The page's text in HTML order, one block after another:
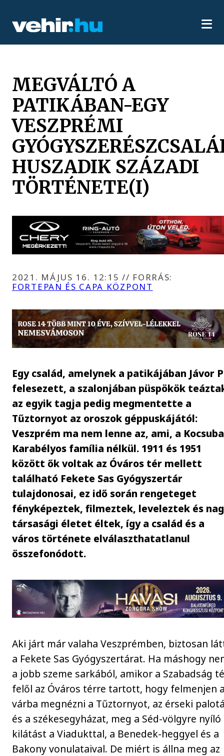
MEGVÁLTÓ A
PATIKÁBAN-EGY
VESZPRÉMI
HUSZADIK SZÁZADI
TÖRTÉNETE(I)
2021. MÁJUS 16. 12:15// FORRÁS:
FORTEPAN ÉS CAPA KÖZPONT
Egy család, amelynek a patikájában Jávor
felesezett, a szalonjában püspökök
az egyik tagja pedig megmentette a
Tűztornyot az oroszok géppuskájától:
Veszprém ma nem lenne az, ami, a
Karabélyos família nélkül. 1911 és 1951
között ők voltak az Óváros tér mellett
található Fekete Sas Gyógyszertár
tulajdonosai, ez idő során rengeteget
fényképeztek, filmeztek, leveleztek és
társasági életet éltek, így a család és a
város története elválaszthatatlanul
összefonódott.
Aki járt már valaha Veszprémben, biztosan
a Fekete Sas Gyógyszertárat. Ha máshogy
a jobb szeme sarkából, amikor a Szabadság
felől az Óváros térre tartott, hogy felmenjen
várba megnézni a Tűztornyot, az érseki
és a székesegyházat, meg a Séd-völgyre nyíló
kilátást a Viadukttal, a Benedek-heggyel és a
Bakony vonulataival. De miért is állna meg az